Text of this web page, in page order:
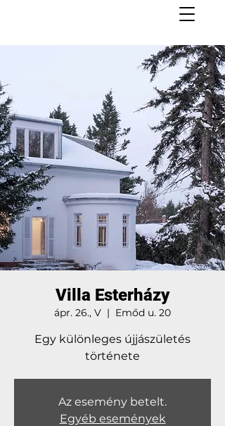
Villa Esterházy
ápr. 26., V
  |
Emőd u. 20
Egy különleges újjászületés
története
Az esemény betelt.
Egyéb események